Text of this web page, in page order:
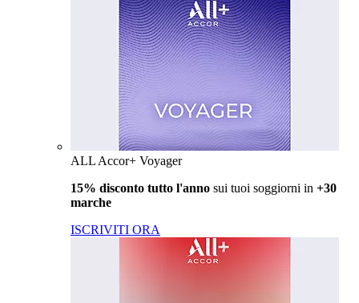
ALL Accor+ Voyager
15% disconto tutto l'anno sui tuoi soggiorni in +30
marche
ISCRIVITI ORA